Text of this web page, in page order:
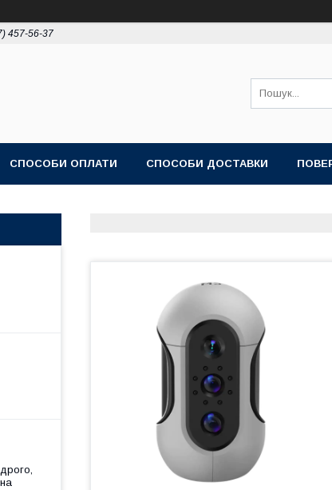
457-56-37
СПОСОБИ ОПЛАТИ СПОСОБИ ДОСТАВКИ